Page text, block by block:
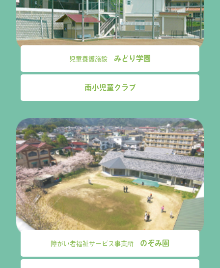
児童養護施設 みどり学園
南小児童クラブ
障がい者福祉サービス事業所 のぞみ園